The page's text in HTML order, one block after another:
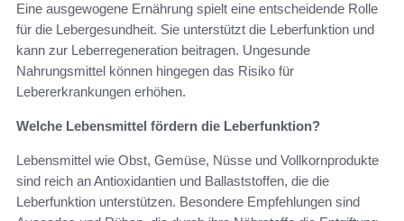
Eine ausgewogene Ernährung spielt eine entscheidende Rolle
für die Lebergesundheit. Sie unterstützt die Leberfunktion und
kann zur Leberregeneration beitragen. Ungesunde
Nahrungsmittel können hingegen das Risiko für
Lebererkrankungen erhöhen.
Welche Lebensmittel fördern die Leberfunktion?
Lebensmittel wie Obst, Gemüse, Nüsse und Vollkornprodukte
sind reich an Antioxidantien und Ballaststoffen, die die
Leberfunktion unterstützen. Besondere Empfehlungen sind